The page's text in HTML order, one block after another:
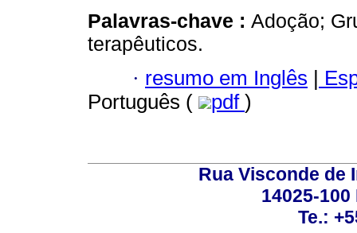
Palavras-chave : Adoção;
terapêuticos.
· resumo em Inglês |
Português (
pdf )
Rua Visconde de
14025-
Te.: